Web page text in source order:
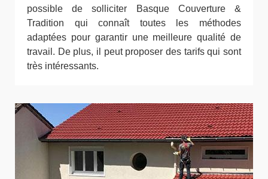
possible de solliciter Basque Couverture &
Tradition qui connaît toutes les méthodes
adaptées pour garantir une meilleure qualité de
travail. De plus, il peut proposer des tarifs qui sont
très intéressants.